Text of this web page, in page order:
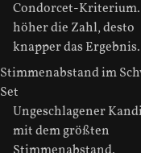
Condorcet-Kriterium.
höher die Zahl, desto
knapper das Ergebnis.
Stimmenabstand im
Set
Ungeschlagener
mit dem größten